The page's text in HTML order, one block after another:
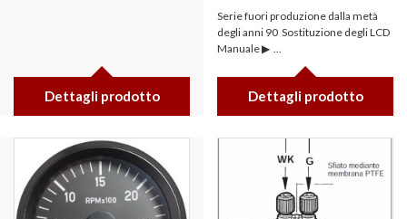
Dettagli prodotto
Serie fuori produzione dalla metà
degli anni 90 Sostituzione degli LCD
Manuale ▶ ...
Dettagli prodotto